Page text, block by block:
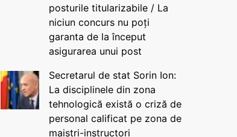
posturile titularizabile / La
niciun concurs nu poți
garanta de la început
asigurarea unui post
Secretarul de stat Sorin Ion:
La disciplinele din zona
tehnologică există o criză de
personal calificat pe zona de
maiștri-instructori